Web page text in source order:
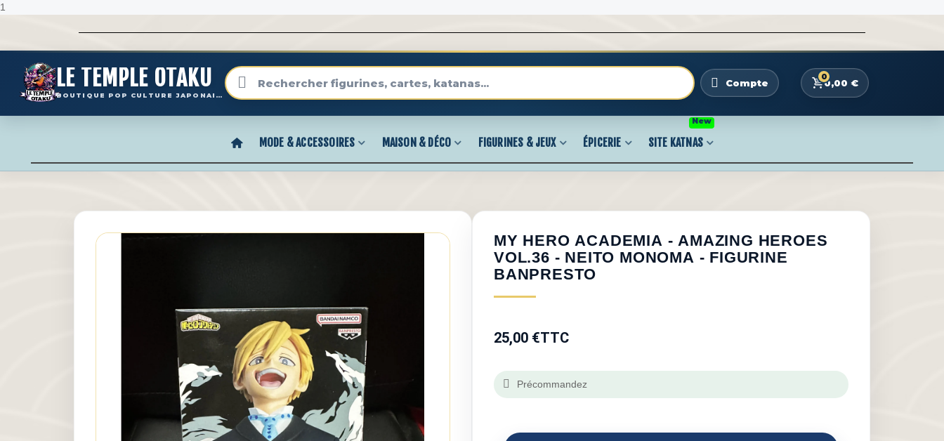
1
LE TEMPLE OTAKU
BOUTIQUE POP CULTURE JAPONAISE
Compte
0
0,00 €
MODE & ACCESSOIRES MAISON & DÉCO FIGURINES & JEUX ÉPICERIE SITE KATNAS
New
MY HERO ACADEMIA - AMAZING HEROES
VOL.36 - NEITO MONOMA - FIGURINE
BANPRESTO
25,00 €TTC
Précommandez